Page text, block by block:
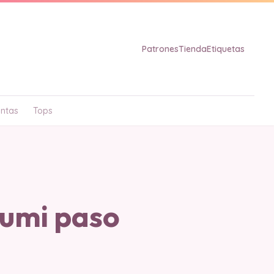
PatronesTiendaEtiquetas
Tops
paso